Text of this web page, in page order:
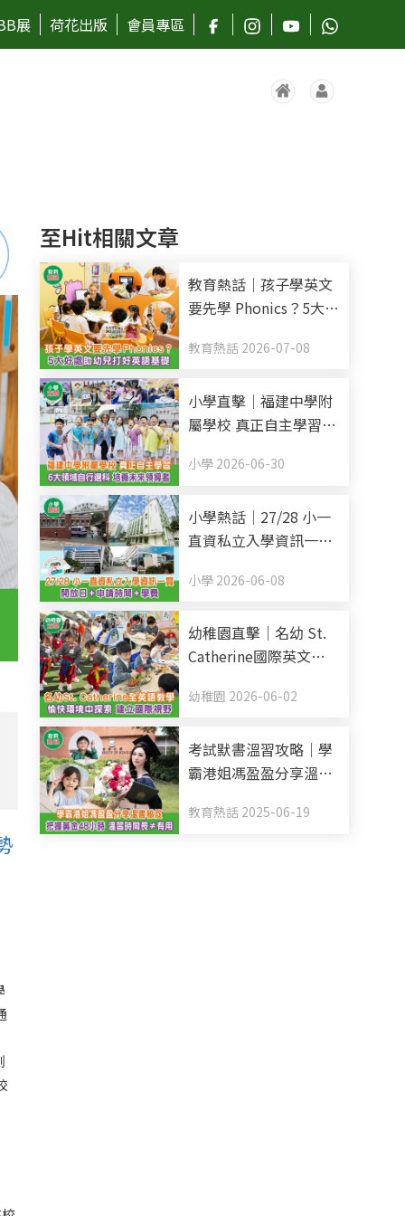
展 荷花出版 會員專區
至Hit相關文章
教育熱話｜孩子學英文
要先學 Phonics？5大好
教育熱話 2026-07-08
小學直擊｜福建中學附
屬學校 真正自主學習 6
來領導者
小學 2026-06-30
小學熱話｜27/28 小一
直資私立入學資訊一覽
(持續更新)
小學 2026-06-08
幼稚園直擊｜名幼 St.
Catherine國際英文幼
學 愉快環境中探索 建
幼稚園 2026-06-02
考試默書溫習攻略｜學
霸港姐馮盈盈分享溫書
憶法 溫習時間長不等於
教育熱話 2025-06-19